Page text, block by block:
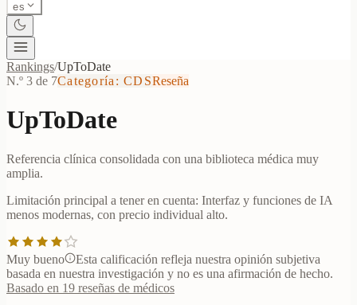
es
Rankings/UpToDate
N.º 3 de 7Categoría :CDSReseña
UpToDate
Referencia clínica consolidada con una biblioteca médica muy
amplia.
Limitación principal a tener en cuenta: Interfaz y funciones de IA
menos modernas, con precio individual alto.
Muy bueno
Esta calificación refleja nuestra opinión subjetiva
basada en nuestra investigación y no es una afirmación de hecho.
Basado en 19 reseñas de médicos